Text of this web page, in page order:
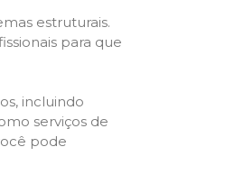
estruturais.
para que
incluindo
serviços de
pode